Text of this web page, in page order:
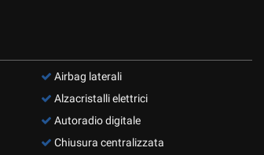
Airbag laterali
Alzacristalli elettrici
Autoradio digitale
Chiusura centralizzata